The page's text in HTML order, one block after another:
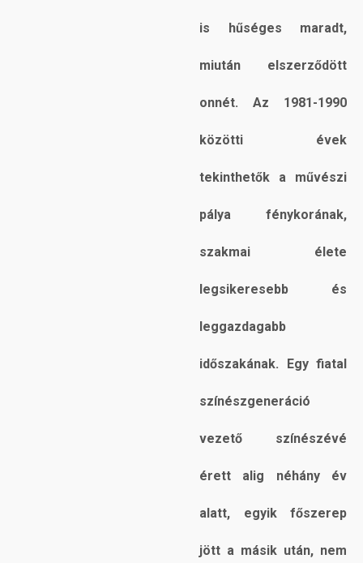
is hűséges maradt,
miután elszerződött
onnét. Az 1981-1990
közötti évek
tekinthetők a művészi
pálya fénykorának,
szakmai élete
legsikeresebb és
leggazdagabb
időszakának. Egy fiatal
színészgeneráció
vezető színészévé
érett alig néhány év
alatt, egyik főszerep
jött a másik után, nem